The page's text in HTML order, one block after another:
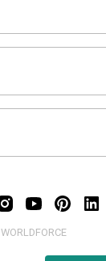
WORLDFORCE